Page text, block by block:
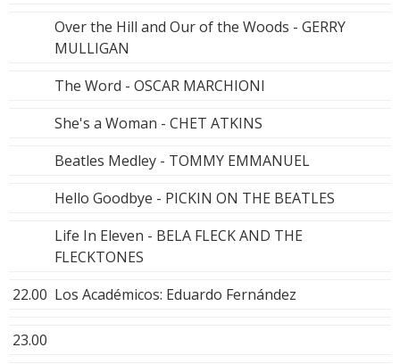
Over the Hill and Our of the Woods - GERRY
MULLIGAN
The Word - OSCAR MARCHIONI
She's a Woman - CHET ATKINS
Beatles Medley - TOMMY EMMANUEL
Hello Goodbye - PICKIN ON THE BEATLES
Life In Eleven - BELA FLECK AND THE
FLECKTONES
22.00 Los Académicos: Eduardo Fernández
23.00